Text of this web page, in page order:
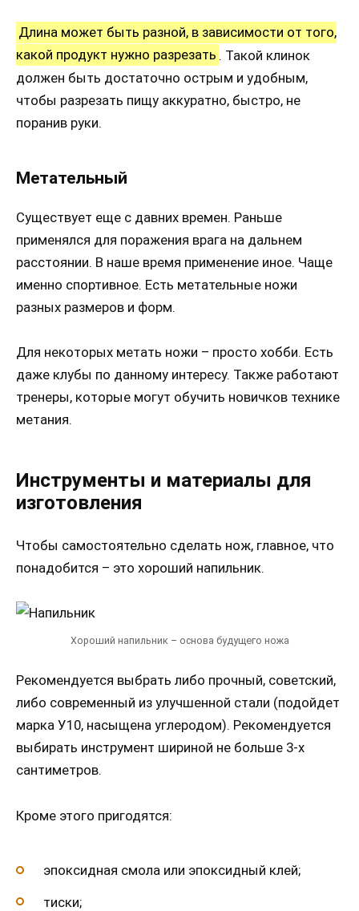
Длина может быть разной, в зависимости от того,
какой продукт нужно разрезать . Такой клинок
должен быть достаточно острым и удобным,
чтобы разрезать пищу аккуратно, быстро, не
поранив руки.
Метательный
Существует еще с давних времен. Раньше
применялся для поражения врага на дальнем
расстоянии. В наше время применение иное. Чаще
именно спортивное. Есть метательные ножи
разных размеров и форм.
Для некоторых метать ножи – просто хобби. Есть
даже клубы по данному интересу. Также работают
тренеры, которые могут обучить новичков технике
метания.
Инструменты и материалы для
изготовления
Чтобы самостоятельно сделать нож, главное, что
понадобится – это хороший напильник.
Хороший напильник – основа будущего ножа
Рекомендуется выбрать либо прочный, советский,
либо современный из улучшенной стали (подойдет
марка У10, насыщена углеродом). Рекомендуется
выбирать инструмент шириной не больше 3-х
сантиметров.
Кроме этого пригодятся:
эпоксидная смола или эпоксидный клей;
тиски;